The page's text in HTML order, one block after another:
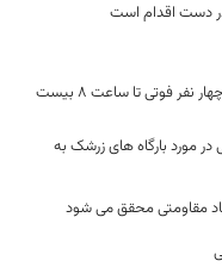
دست اقدام است
51 نفر مبتلا قطعی به کرونا در خراسان جنوبی و چهار نفر فوتی تا ساعت 8 بیست
مورد بارگاه های زرشک به
مقاومتی محقق می شود